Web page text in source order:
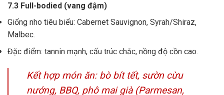
7.3 Full-bodied (vang đậm)
Giống nho tiêu biểu: Cabernet Sauvignon, Syrah/Shiraz,
Malbec.
Đặc điểm: tannin mạnh, cấu trúc chắc, nồng độ cồn cao.
Kết hợp món ăn: bò bít tết, sườn cừu
nướng, BBQ, phô mai già (Parmesan,